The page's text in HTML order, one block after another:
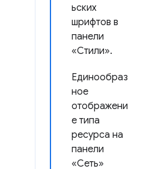
ьских
шрифтов в
панели
«Стили».
Единообраз
ное
отображени
е типа
ресурса на
панели
«Сеть»